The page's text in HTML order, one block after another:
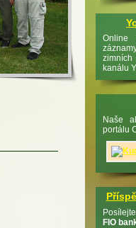
Online
kanálu
Naše
portálu
FIO